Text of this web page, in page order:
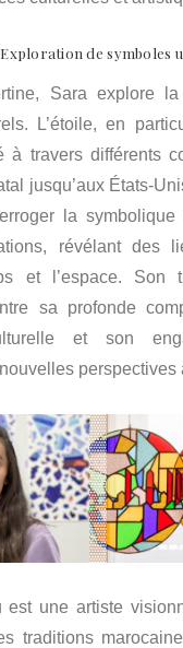
de symboles
Sara explore la
L’étoile, en
à travers différents
jusqu’aux États-
la
révélant des
et l’espace.
sa profonde
et son
perspectives
est une artiste
traditions